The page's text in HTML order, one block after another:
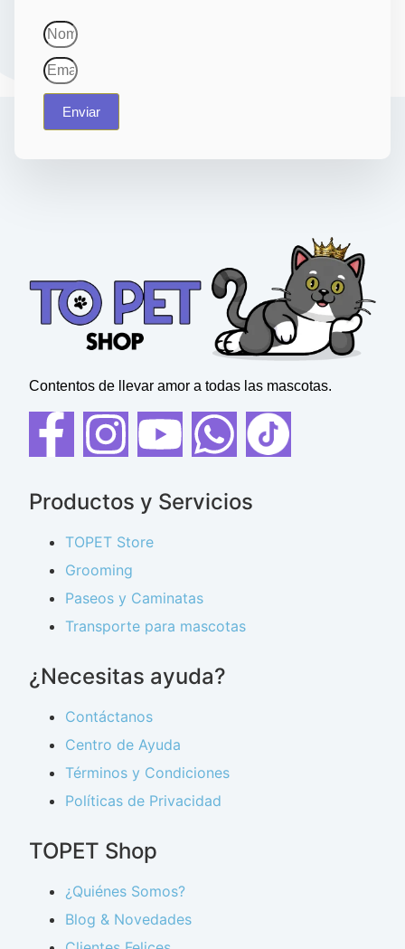
Enviar
Contentos de llevar amor a todas las mascotas.
Productos y Servicios
TOPET Store
Grooming
Paseos y Caminatas
Transporte para mascotas
¿Necesitas ayuda?
Contáctanos
Centro de Ayuda
Términos y Condiciones
Políticas de Privacidad
TOPET Shop
¿Quiénes Somos?
Blog & Novedades